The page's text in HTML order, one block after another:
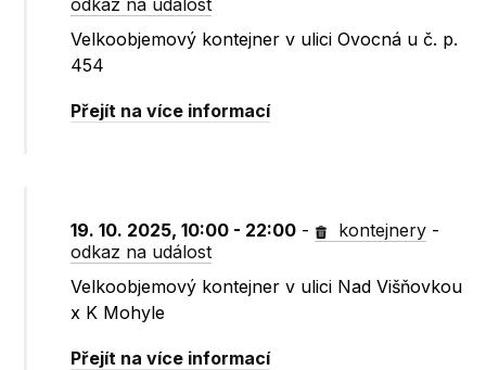
odkaz na událost
Velkoobjemový kontejner v ulici Ovocná u č. p.
454
Přejít na více informací
19. 10. 2025, 10:00 - 22:00 - kontejnery -
odkaz na událost
Velkoobjemový kontejner v ulici Nad Višňovkou
x K Mohyle
Přejít na více informací